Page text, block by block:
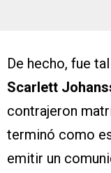
De hecho, fue
Scarlett
contrajeron
terminó como
emitir un